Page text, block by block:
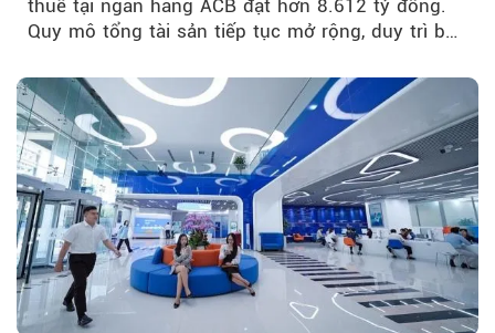
thuế tại ngân hàng ACB đạt hơn 8.612 tỷ đồng.
Quy mô tổng tài sản tiếp tục mở rộng, duy trì bộ